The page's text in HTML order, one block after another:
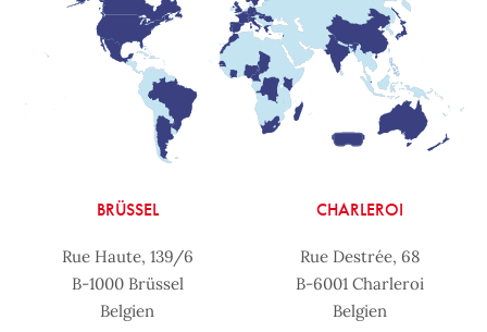
BRÜSSEL
Rue Haute, 139/6
B-1000 Brüssel
Belgien
CHARLEROI
Rue Destrée, 68
B-6001 Charleroi
Belgien